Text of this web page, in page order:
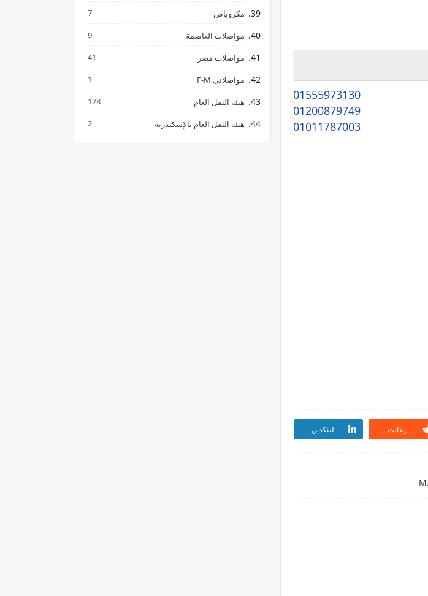
01555973130
01200879749
01011787003
ريدايت لينكدين
مكروباص 7
مواصلات العاصمة 9
مواصلات مصر 41
مواصلاتى F-M 1
هيئة النقل العام 178
هيئة النقل العام بالإسكندرية 2